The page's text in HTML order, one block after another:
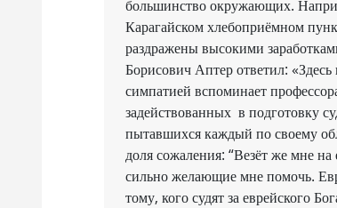
большинство окружающих.
Карагайском хлебоприёмном
раздражены высокими
Борисович Аптер ответил:
симпатией вспоминает
задействованных в подготовку
пытавшихся каждый по своему
доля сожаления: “Везёт же мне
сильно желающие мне помочь.
тому, кого судят за еврейского